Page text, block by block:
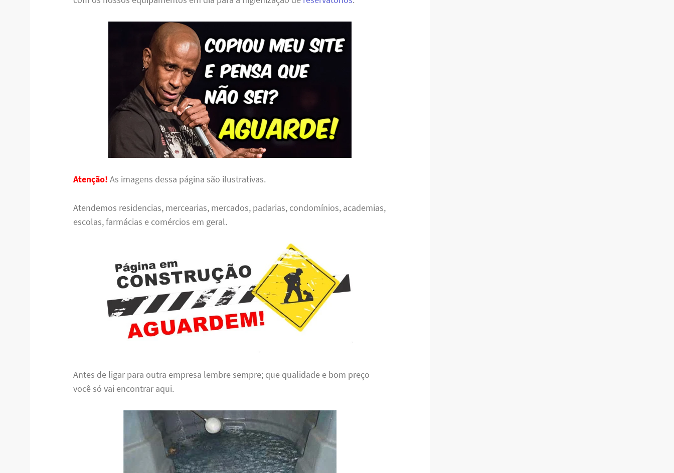
Atenção! As imagens dessa página são ilustrativas.
Atendemos residencias, mercearias, mercados, padarias, condomínios, academias,
escolas, farmácias e comércios em geral.
Antes de ligar para outra empresa lembre sempre; que qualidade e bom preço
você só vai encontrar aqui.